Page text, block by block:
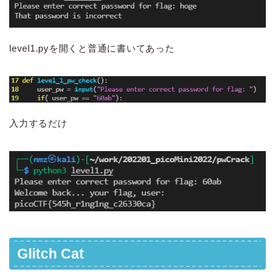
level1.pyを開くと普通に書いてあった
入力するだけ
Glitch Cat